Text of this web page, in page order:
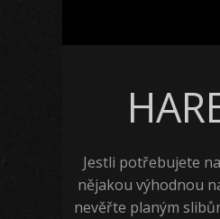
Jestli potřebujete
nějakou výhodnou
nevěřte planým